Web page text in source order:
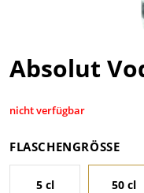
Absolut
nicht verfügbar
FLASCHENGRÖSSE
50 cl
5 cl